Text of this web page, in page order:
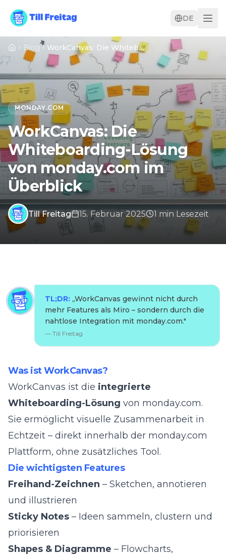
DE
Blog WorkCanvas: Die Whiteboarding-Lösung von monday.com im Überblick
MONDAY.COM
WorkCanvas: Die
Whiteboarding-Lösung
von monday.com im
Überblick
Till Freitag 15. Februar 2025 1 min Lesezeit
TL;DR: „WorkCanvas gewinnt nicht durch
mehr Features als Miro – sondern durch die
nahtlose Integration mit monday.com."
— Till Freitag
Was ist WorkCanvas?
WorkCanvas ist die integrierte
Whiteboarding-Lösung von monday.com.
Sie ermöglicht visuelle Zusammenarbeit in
Echtzeit – direkt innerhalb der monday.com
Plattform, ohne zusätzliches Tool.
Die wichtigsten Features
Freihand-Zeichnen – Sketchen, annotieren
und illustrieren
Sticky Notes – Ideen sammeln, clustern und
priorisieren
Shapes & Diagramme – Flowcharts,